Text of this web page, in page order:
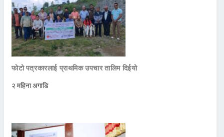
फोटो पत्रकारलाई प्राथमिक उपचार तालिम दिईयो
२ महिना अगाडि